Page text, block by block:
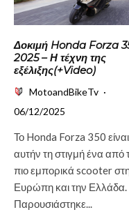
Δοκιμή Honda Forza
2025 – Η τέχνη της
εξέλιξης(+Video)
MotoandBikeTv ·
06/12/2025
Το Honda Forza 350 είναι
αυτήν τη στιγμή ένα από
πιο εμπορικά scooter
Ευρώπη και την Ελλάδα.
Παρουσιάστηκε...